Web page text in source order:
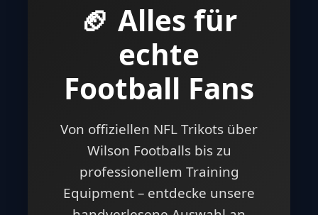
🏈 Alles für
echte
Football Fans
Von offiziellen NFL Trikots über
Wilson Footballs bis zu
professionellem Training
Equipment – entdecke unsere